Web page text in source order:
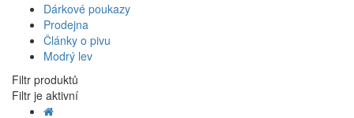
Dárkové poukazy
Prodejna
Články o pivu
Modrý lev
Filtr produktů
Filtr je aktivní